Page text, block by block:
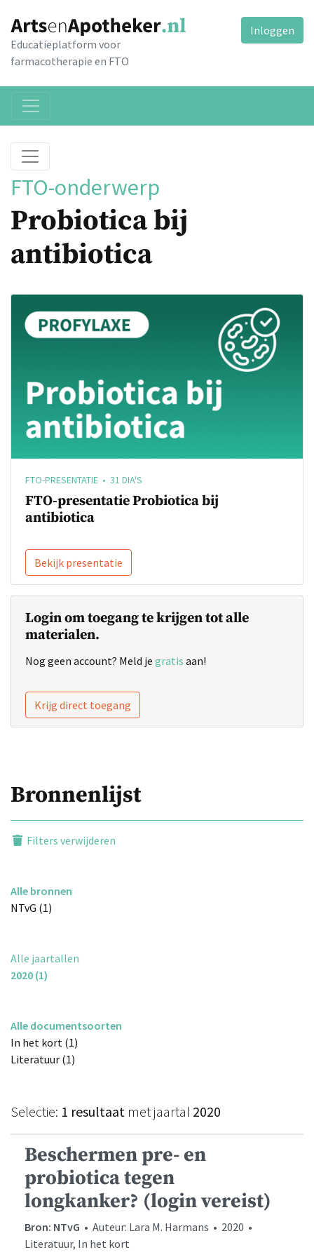
Educatieplatform voor
farmacotherapie en FTO
Inloggen
FTO-onderwerp
Probiotica bij
antibiotica
FTO-PRESENTATIE • 31 DIA'S
FTO-presentatie Probiotica bij
antibiotica
Bekijk presentatie
Login om toegang te krijgen tot alle
materialen.
Nog geen account? Meld je gratis aan!
Krijg direct toegang
Bronnenlijst
Filters verwijderen
Alle bronnen
NTvG (1)
Alle jaartallen
2020 (1)
Alle documentsoorten
In het kort (1)
Literatuur (1)
Selectie: 1 resultaat met jaartal 2020
Beschermen pre- en
probiotica tegen
longkanker? (login vereist)
Bron: NTvG • Auteur: Lara M. Harmans • 2020 •
Literatuur, In het kort